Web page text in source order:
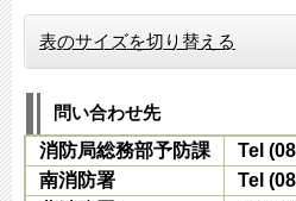
表のサイズを切り替える
問い合わせ先
消防局総務部予防課
Tel
南消防署
Tel